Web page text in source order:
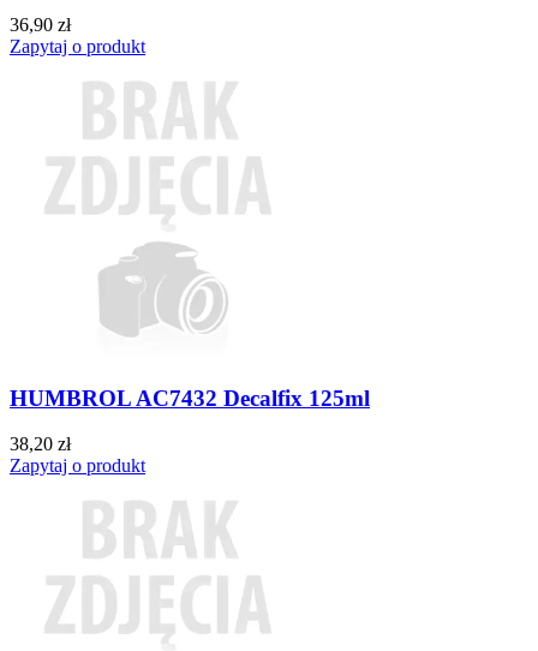
36,90 zł
Zapytaj o produkt
HUMBROL AC7432 Decalfix 125ml
38,20 zł
Zapytaj o produkt